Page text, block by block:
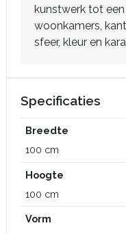
kunstwerk tot
woonkamers,
sfeer, kleur en
Specificaties
Breedte
100 cm
Hoogte
100 cm
Vorm